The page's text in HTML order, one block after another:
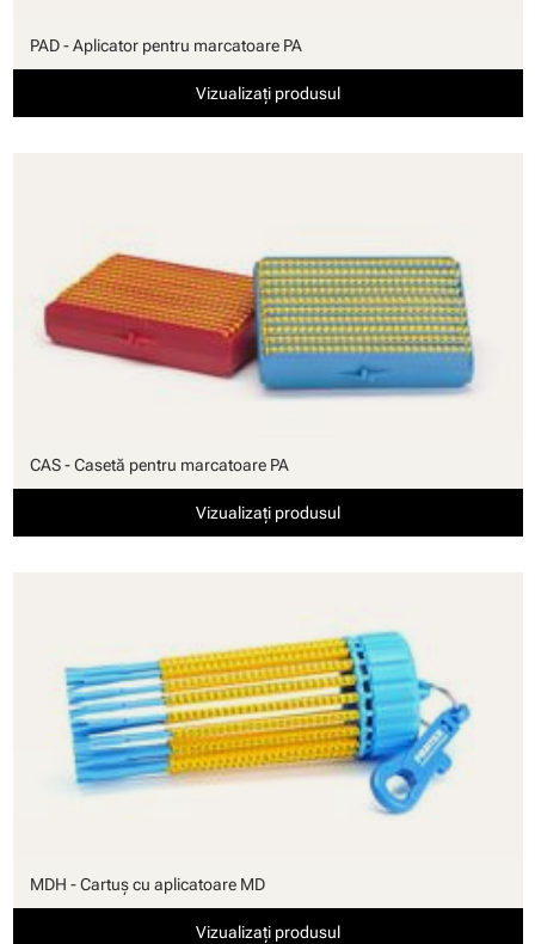
PAD - Aplicator pentru marcatoare PA
Vizualizați produsul
CAS - Casetă pentru marcatoare PA
Vizualizați produsul
MDH - Cartuş cu aplicatoare MD
Vizualizați produsul